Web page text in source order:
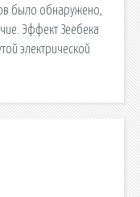
было обнаружено,
Эффект Зеебека
электрической